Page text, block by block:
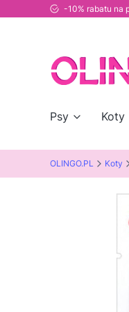
-10% rabatu na
Psy Koty
OLINGO.PL Koty